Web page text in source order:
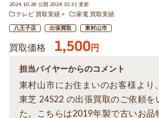
2024.10.28 公開 2024.10.31 更新
テレビ 買取実績
家電 買取実績
八王子店 出張買取 東村山市
買取価格 1,500円
担当バイヤーからのコメント
東村山市にお住まいのお客様より
東芝 24S22 の出張買取のご依頼を
た。こちらは2019年製で古いお品